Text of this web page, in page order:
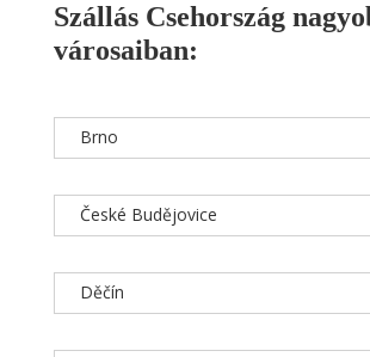
Szállás Csehország
városaiban:
Brno
České Budějovice
Děčín